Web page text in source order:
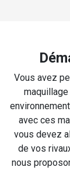
Vous avez
maquillage
avec ces
vous devez
de vos
nous